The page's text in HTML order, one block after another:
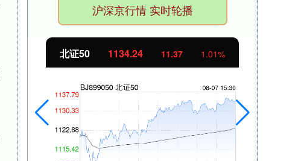
沪深京行情 实时轮播
北证50 1134.24 11.37 1.01%